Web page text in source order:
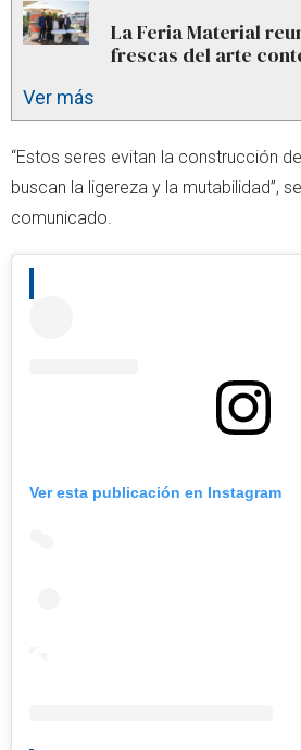
La Feria Material
frescas del arte
Ver más
“Estos seres evitan la construcción
buscan la ligereza y la mutabilidad”,
comunicado.
Ver esta publicación en Instagram